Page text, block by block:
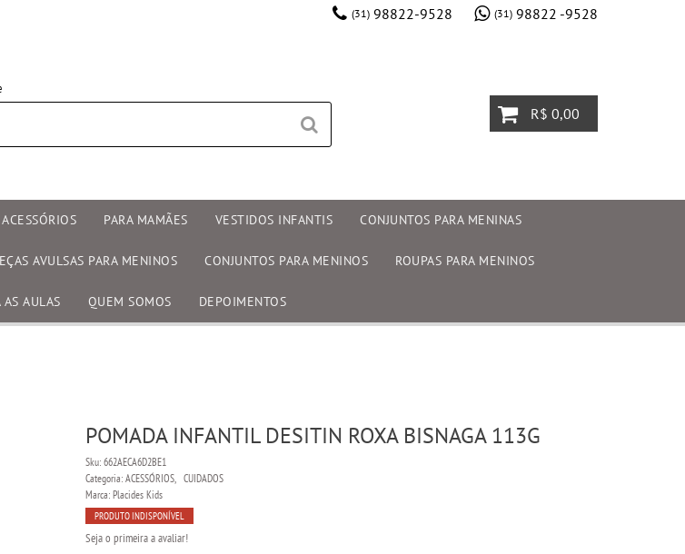
(31)98822-9528 (31)98822 -9528
R$ 0,00
ACESSÓRIOS PARA MAMÃES VESTIDOS INFANTIS CONJUNTOS PARA MENINAS
AVULSAS PARA MENINOS CONJUNTOS PARA MENINOS ROUPAS PARA MENINOS
AS AULAS QUEM SOMOS DEPOIMENTOS
POMADA INFANTIL DESITIN ROXA BISNAGA 113G
Sku: 662AECA6D2BE1
Categoria: ACESSÓRIOS
CUIDADOS
Marca: Placides Kids
PRODUTO INDISPONÍVEL
Seja o primeira a avaliar!